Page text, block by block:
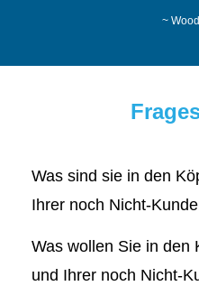
~
Was sind sie in den
Ihrer noch Nicht-
Was wollen Sie in den
und Ihrer noch Nicht-